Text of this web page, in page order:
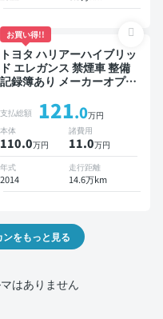
お買い得!!
トヨタ ハリアーハイブリッ
ド エレガンス 禁煙車 整備
記録簿あり メーカーオプシ
ETC バックモニター ドラ
イブレコーダー
支払総額 121.0万円
本体
110.0万円
諸費用
11.0万円
年式
2014
走行距離
14.6万km
をもっと見る
はありません